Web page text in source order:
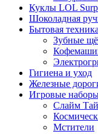
Куклы LOL
Шоколадная
Бытовая техника
Зубные
Гигиена и уход
Железные
Игровые
Слайм
Мстители